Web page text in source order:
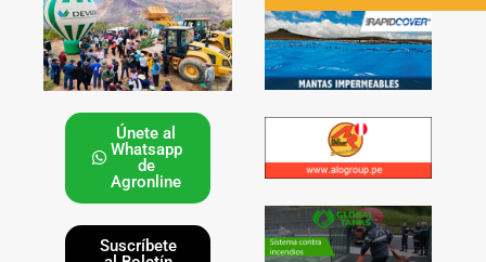
Únete al
Whatsapp
de
Agronline
Suscríbete